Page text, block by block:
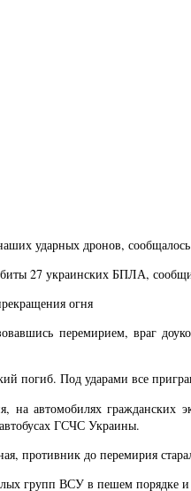
ударных дронов,
27 украинских БПЛА,
огня
перемирием, враг
погиб. Под ударами все
автомобилях гражданских
ГСЧС Украины.
противник до перемирия
групп ВСУ в пешем